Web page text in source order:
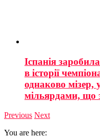
Іспанія
в історії
однаково мізер,
мільярдами, що
Previous Next
You are here: